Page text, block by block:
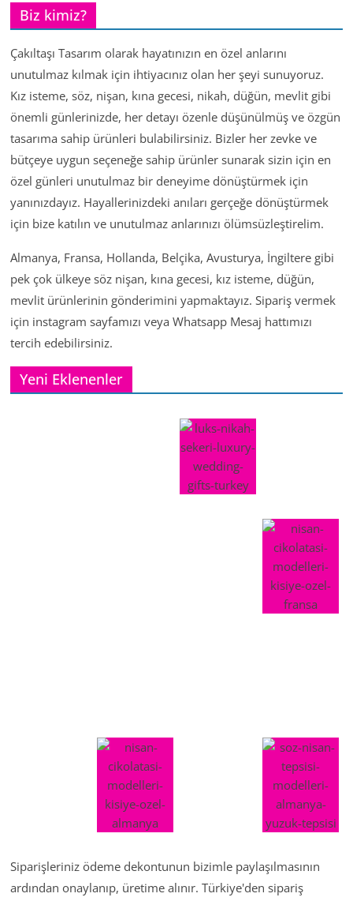
Biz kimiz?
Çakıltaşı Tasarım olarak hayatınızın en özel anlarını
unutulmaz kılmak için ihtiyacınız olan her şeyi sunuyoruz.
Kız isteme, söz, nişan, kına gecesi, nikah, düğün, mevlit gibi
önemli günlerinizde, her detayı özenle düşünülmüş ve özgün
tasarıma sahip ürünleri bulabilirsiniz. Bizler her zevke ve
bütçeye uygun seçeneğe sahip ürünler sunarak sizin için en
özel günleri unutulmaz bir deneyime dönüştürmek için
yanınızdayız. Hayallerinizdeki anıları gerçeğe dönüştürmek
için bize katılın ve unutulmaz anlarınızı ölümsüzleştirelim.
Almanya, Fransa, Hollanda, Belçika, Avusturya, İngiltere gibi
pek çok ülkeye söz nişan, kına gecesi, kız isteme, düğün,
mevlit ürünlerinin gönderimini yapmaktayız. Sipariş vermek
için instagram sayfamızı veya Whatsapp Mesaj hattımızı
tercih edebilirsiniz.
Yeni Eklenenler
Siparişleriniz ödeme dekontunun bizimle paylaşılmasının
ardından onaylanıp, üretime alınır. Türkiye'den sipariş